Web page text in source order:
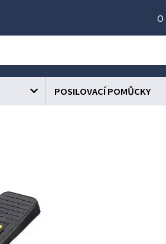
O
POSILOVACÍ POMŮCKY